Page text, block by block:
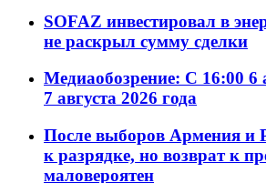
SOFAZ инвестировал в
не раскрыл сумму сделки
Медиаобозрение: С 16:00 6
7 августа 2026 года
После выборов Армения и
к разрядке, но возврат к
маловероятен